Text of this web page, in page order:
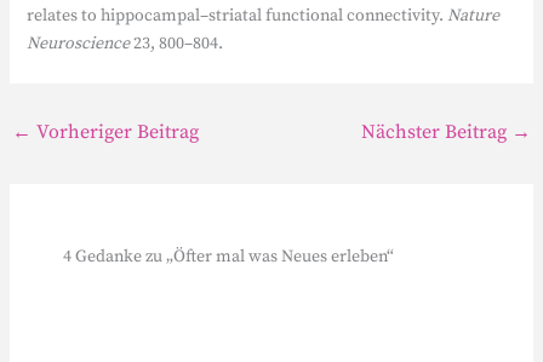
relates to hippocampal–striatal functional connectivity. Nature
Neuroscience23, 800–804.
← Vorheriger Beitrag Nächster Beitrag →
4 Gedanke zu „Öfter mal was Neues erleben“